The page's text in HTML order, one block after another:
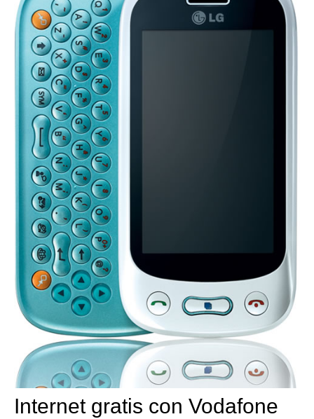
Internet gratis con Vodafone